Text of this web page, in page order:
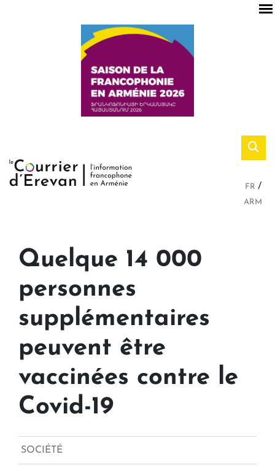
FR
ARM
Quelque 14 000
personnes
supplémentaires
peuvent être
vaccinées contre le
Covid-19
SOCIÉTÉ